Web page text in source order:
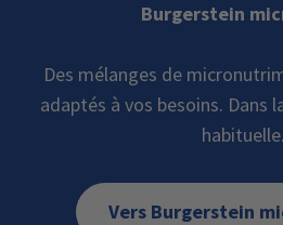
Burgerstein
Des mélanges de
adaptés à vos besoins. Dans
habituelle.
Vers Burgerstein